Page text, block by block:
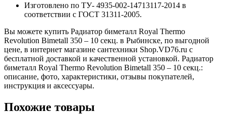
Изготовлено по ТУ- 4935-002-14713117-2014 в
соответствии с ГОСТ 31311-2005.
Вы можете купить Радиатор биметалл Royal Thermo
Revolution Bimetall 350 – 10 секц. в Рыбинске, по выгодной
цене, в интернет магазине сантехники Shop.VD76.ru с
бесплатной доставкой и качественной установкой. Радиатор
биметалл Royal Thermo Revolution Bimetall 350 – 10 секц.:
описание, фото, характеристики, отзывы покупателей,
инструкция и аксессуары.
Похожие товары